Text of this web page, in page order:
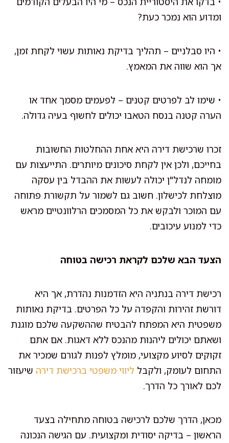
ומדוע הוא נמכר כעת?
• היו סבלניים – תהליך בדיקת נאותות עשוי לקחת זמן,
אך הוא שווה את המאמץ.
• שימו לב לפרטים קטנים – לפעמים מסמך אחד או
הערה קטנה בנסח הטאבו יכולים לחשוף בעיה גדולה.
זכרו שרכישת דירה היא אחת ההחלטות החשובות
בחייכם, ולכן אין לקחת סיכונים מיותרים. התייעצות עם
מומחה לנדל"ן יכולה לעשות את ההבדל בין עסקה
מוצלחת לכישלון. חשוב גם לשמור על תקשורת פתוחה
עם המוכר ולבקש את כל המסמכים הרלוונטיים מראש
כדי למנוע עיכובים.
הצעד הבא שלכם לקראת רכישה בטוחה
רכישת דירה בנתניה היא הזדמנות נהדרת, אך היא
דורשת זהירות והקפדה על כל הפרטים. בדיקת נאותות
משפטית היא המפתח להבטיח שההשקעה שלכם מוגנת
ושאתם יכולים ליהנות מהנכס ללא דאגות. אם אתם
זקוקים לסיוע מקצועי, מומלץ לפנות לגורם שמכיר את
התחום לעומק, ולקבל ליווי משפטי ברכישת דירה שיעזור
לכם לאורך כל הדרך.
מכאן, הדרך שלכם לרכישה בטוחה מתחילה בצעד
הראשון – בדיקה יסודית ומקצועית. עם הגישה הנכונה